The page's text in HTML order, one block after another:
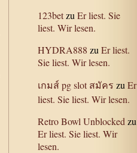
123betzu Er liest. Sie
liest. Wir lesen.
HYDRA888 zu Er liest.
Sie liest. Wir lesen.
เกมส์ pg slot สมัคร zu Er
liest. Sie liest. Wir lesen.
Retro Bowl Unblocked zu
Er liest. Sie liest. Wir
lesen.